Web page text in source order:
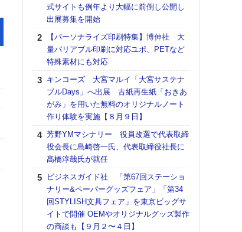
式サイトも例年より大幅に前倒し公開し
出展募集を開始
【パーソナライズ印刷特集】博伸社 大
量バリアブル印刷に対応ユポ、PETなど
特殊素材にも対応
キンコーズ 大宮マルイ「大宮サステナ
ブルDays」へ出展 古紙再生紙「おきあ
がみ」を用いた無料のオリジナルノート
作り体験を実施【８月９日】
芳野YMマシナリー 役員改選で代表取締
役会長に島崎啓一氏、代表取締役社長に
髙橋淳哉氏が就任
ビジネスガイド社 「第67回ステーショ
ナリー&ペーパーグッズフェア」「第34
回STYLISH文具フェア」を東京ビッグサ
イトで開催 OEMやオリジナルグッズ製作
の商談も【９月２〜４日】